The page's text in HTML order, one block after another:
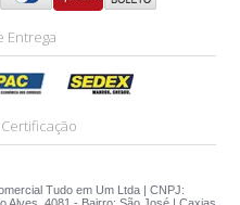
Entrega
Tudo em Um Ltda | CNPJ: